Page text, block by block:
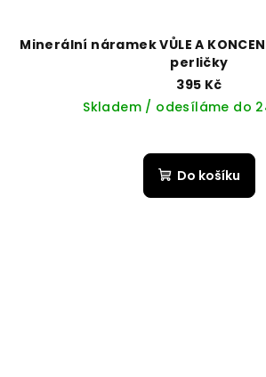
Minerální náramek VŮLE A
perličky
395 Kč
Skladem / odesíláme do
Do košíku